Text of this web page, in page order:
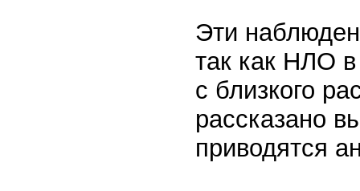
Эти
так как НЛО
с близкого
рассказано
приводятся